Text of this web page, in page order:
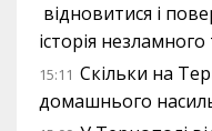
відновитися і
історія
15:11 Скільки на
домашнього